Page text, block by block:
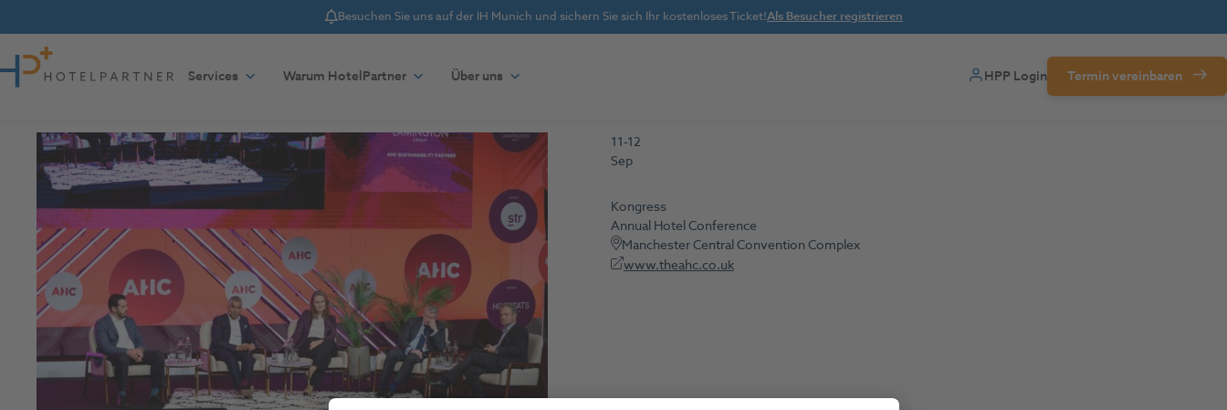
Notice
Besuchen Sie uns auf der IH Munich und sichern Sie sich Ihr kostenloses Ticket!Als Besucher registrieren
Zum Inhalt springen
Services
Warum HotelPartner Über uns HPP Login Termin vereinbaren
11-12
Sep
Kongress
Annual Hotel Conference
Manchester Central Convention Complex
www.theahc.co.uk